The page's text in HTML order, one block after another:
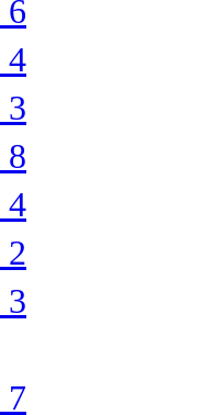
6
4
3
8
4
2
3
7